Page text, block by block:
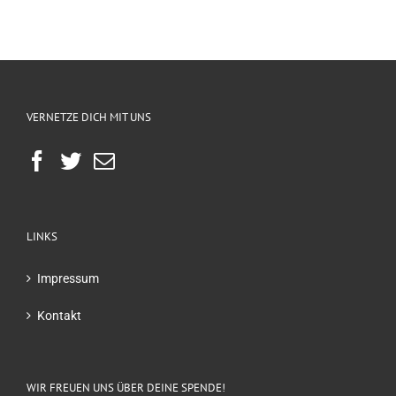
VERNETZE DICH MIT UNS
LINKS
Impressum
Kontakt
WIR FREUEN UNS ÜBER DEINE SPENDE!